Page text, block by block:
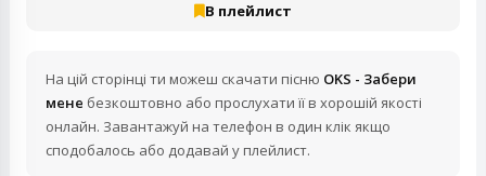
В плейлист
На цій сторінці ти можеш скачати пісню OKS - Забери
мене безкоштовно або прослухати її в хорошій якості
онлайн. Завантажуй на телефон в один клік якщо
сподобалось або додавай у плейлист.